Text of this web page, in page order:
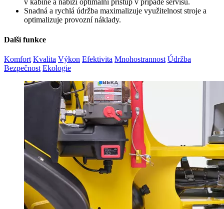
v kabině a nabízí optimální přístup v případě servisu.
Snadná a rychlá údržba maximalizuje využitelnost stroje a
optimalizuje provozní náklady.
Další funkce
Komfort Kvalita Výkon Efektivita Mnohostrannost Údržba
Bezpečnost Ekologie